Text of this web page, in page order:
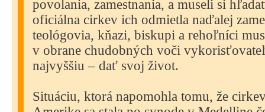
povolania, zamestnania, a museli si
oficiálna cirkev ich odmietla naďalej
teológovia, kňazi, biskupi a rehoľníci
v obrane chudobných voči
najvyššiu – dať svoj život.
Situáciu, ktorá napomohla tomu, že